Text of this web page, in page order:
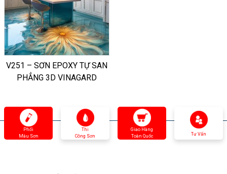
V251 – SƠN EPOXY TỰ SAN
PHẲNG 3D VINAGARD
Phối
Màu Sơn
Thi
Công Sơn
Giao Hàng
Toàn Quốc
Tư Vấn